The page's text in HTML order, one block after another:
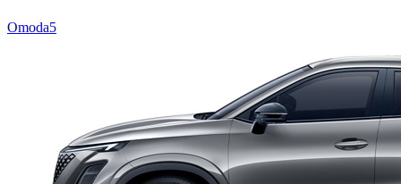
Omoda5